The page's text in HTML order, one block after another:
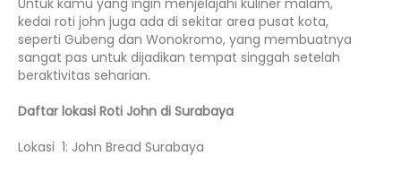
Untuk kamu yang ingin menjelajahi kuliner malam,
kedai roti john juga ada di sekitar area pusat kota,
seperti Gubeng dan Wonokromo, yang membuatnya
sangat pas untuk dijadikan tempat singgah setelah
beraktivitas seharian.
Daftar lokasi Roti John di Surabaya
Lokasi 1: John Bread Surabaya